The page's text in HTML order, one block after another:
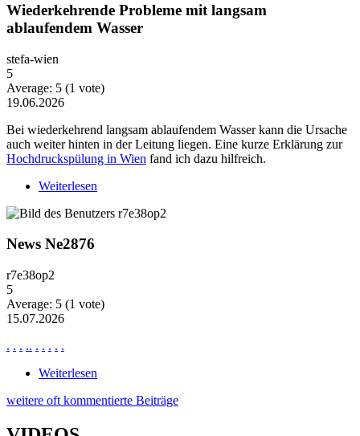
Wiederkehrende Probleme mit langsam
ablaufendem Wasser
stefa-wien
5
Average: 5 (1 vote)
19.06.2026
Bei wiederkehrend langsam ablaufendem Wasser kann die Ursache
auch weiter hinten in der Leitung liegen. Eine kurze Erklärung zur
Hochdruckspülung in Wien fand ich dazu hilfreich.
Weiterlesen
News Ne2876
r7e38op2
5
Average: 5 (1 vote)
15.07.2026
. . . .. . . . . .
Weiterlesen
weitere oft kommentierte Beiträge